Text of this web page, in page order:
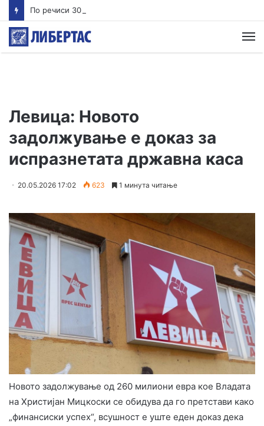
Левица: Новото
задолжување е доказ за
испразнетата државна каса
20.05.2026 17:02 623 1 минута читање
Новото задолжување од 260 милиони евра кое Владата
на Христијан Мицкоски се обидува да го претстави како
„финансиски успех“, всушност е уште еден доказ дека